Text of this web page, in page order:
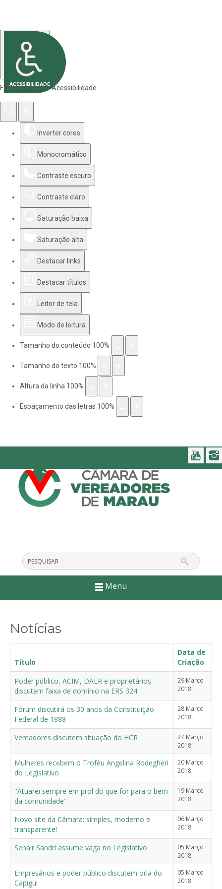
Ferramentas de Acessibilidade
Inverter cores
Monocromático
Contraste escuro
Contraste claro
Saturação baixa
Saturação alta
Destacar links
Destacar títulos
Leitor de tela
Modo de leitura
Tamanho do conteúdo 100%
Tamanho do texto 100%
Altura da linha 100%
Espaçamento das letras 100%
Menu
Notícias
Título
Data de
Criação
Poder público, ACIM, DAER e proprietários
discutem faixa de domínio na ERS 324
29 Março
2018
Fórum discutirá os 30 anos da Constituição
Federal de 1988
28 Março
2018
Vereadores discutem situação do HCR
27 Março
2018
Mulheres recebem o Troféu Angelina Rodegheri
do Legislativo
20 Março
2018
"Atuarei sempre em prol do que for para o bem
da comunidade"
19 Março
2018
Novo site da Câmara: simples, moderno e
transparente!
06 Março
2018
Senair Sandri assume vaga no Legislativo
05 Março
2018
Empresários e poder público discutem orla do
Capigui
05 Março
2018